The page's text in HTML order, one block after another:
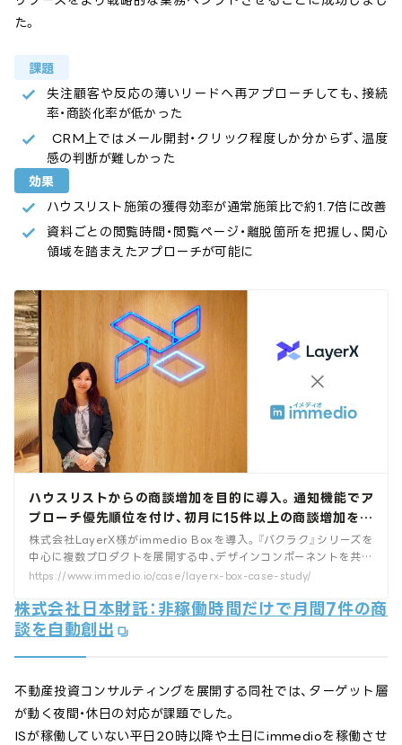
た。
課題
失注顧客や反応の薄いリードへ再アプローチしても、接続
率・商談化率が低かった
CRM上ではメール開封・クリック程度しか分からず、温度
感の判断が難しかった
効果
ハウスリスト施策の獲得効率が通常施策比で約1.7倍に改善
資料ごとの閲覧時間・閲覧ページ・離脱箇所を把握し、関心
領域を踏まえたアプローチが可能に
ハウスリストからの商談増加を目的に導入。通知機能でア
プローチ優先順位を付け、初月に15件以上の商談増加を実
現。
株式会社LayerX様がimmedio Boxを導入。『バクラク』シリーズを
中心に複数プロダクトを展開する中、デザインコンポーネントを共通
化し、更新工数を最小化。SaaS企業らしい高速PDCAと運用再現性を
https://www.immedio.io/case/layerx-box-case-study/
株式会社日本財託：非稼働時間だけで月間7件の商
談を自動創出
不動産投資コンサルティングを展開する同社では、ターゲット層
が動く夜間・休日の対応が課題でした。
ISが稼働していない平日20時以降や土日にimmedioを稼働させ